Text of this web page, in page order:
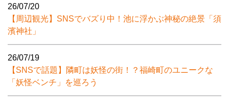
26/07/20
【周辺観光】SNSでバズり中！池に浮かぶ神秘の絶景「須
濱神社」
26/07/19
【SNSで話題】隣町は妖怪の街！？福崎町のユニークな
「妖怪ベンチ」を巡ろう